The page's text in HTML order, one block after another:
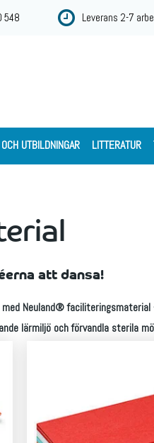
548 Leverans 2-7
UTBILDNINGAR LITTERATUR
att dansa!
med Neuland®
lärmiljö och förvandla sterila